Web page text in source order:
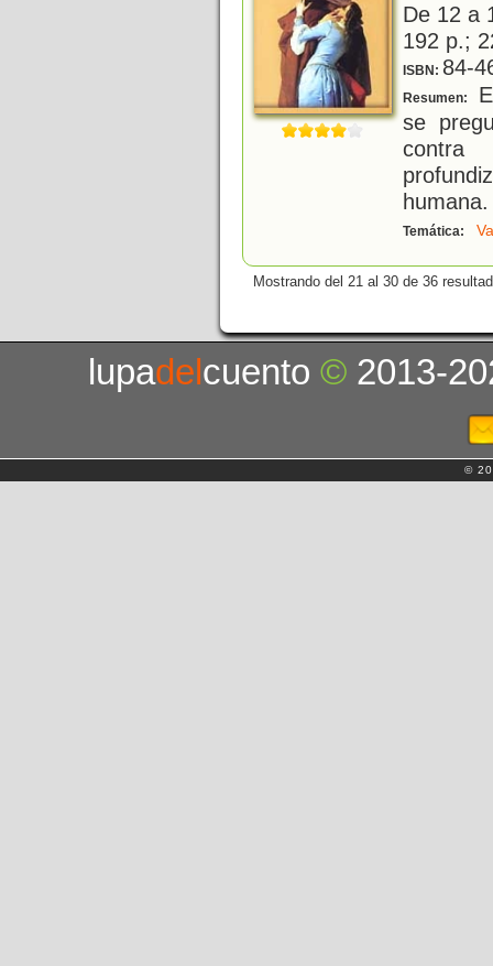
De 12 a
192 p.;
ISBN: 84-
Resumen:
se
contra
humana.
Temática:
Mostrando del 21 al 30 de 36
lupadelcuento© 2013-
©